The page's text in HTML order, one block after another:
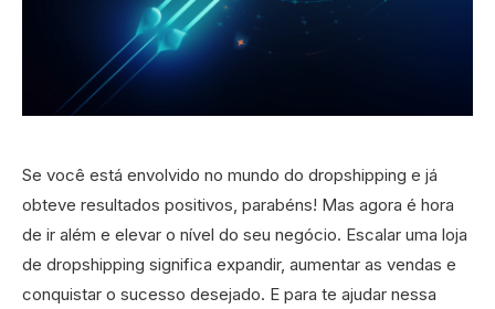
Se você está envolvido no mundo do dropshipping e já
obteve resultados positivos, parabéns! Mas agora é hora
de ir além e elevar o nível do seu negócio. Escalar uma loja
de dropshipping significa expandir, aumentar as vendas e
conquistar o sucesso desejado. E para te ajudar nessa